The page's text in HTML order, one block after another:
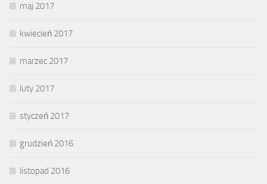
maj 2017
kwiecień 2017
marzec 2017
luty 2017
styczeń 2017
grudzień 2016
listopad 2016